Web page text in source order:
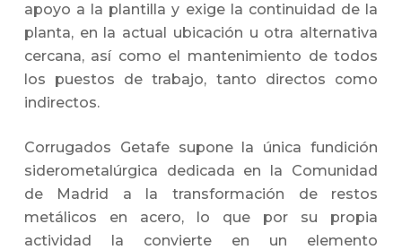
apoyo a la plantilla y exige la continuidad de la
planta, en la actual ubicación u otra alternativa
cercana, así como el mantenimiento de todos
los puestos de trabajo, tanto directos como
indirectos.
Corrugados Getafe supone la única fundición
siderometalúrgica dedicada en la Comunidad
de Madrid a la transformación de restos
metálicos en acero, lo que por su propia
actividad la convierte en un elemento